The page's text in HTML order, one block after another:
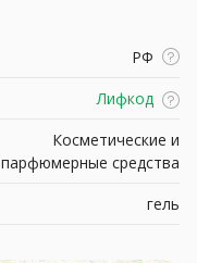
РФ
Лифкод
Косметические и
парфюмерные средства
гель